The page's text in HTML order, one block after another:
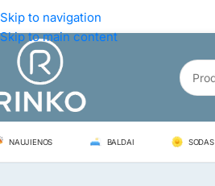
Skip to navigation
Skip to main content
NAUJIENOS BALDAI SODAS